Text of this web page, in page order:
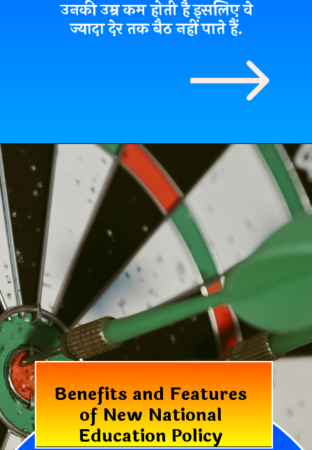
उनकी उम्र कम होती है इसलिए वे
ज्यादा देर तक बैठ नहीं पाते हैं.
Benefits and Features
of New National
Education Policy